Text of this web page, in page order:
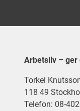
Arbetsliv – ger
Torkel
118 49
Telefon: 08-